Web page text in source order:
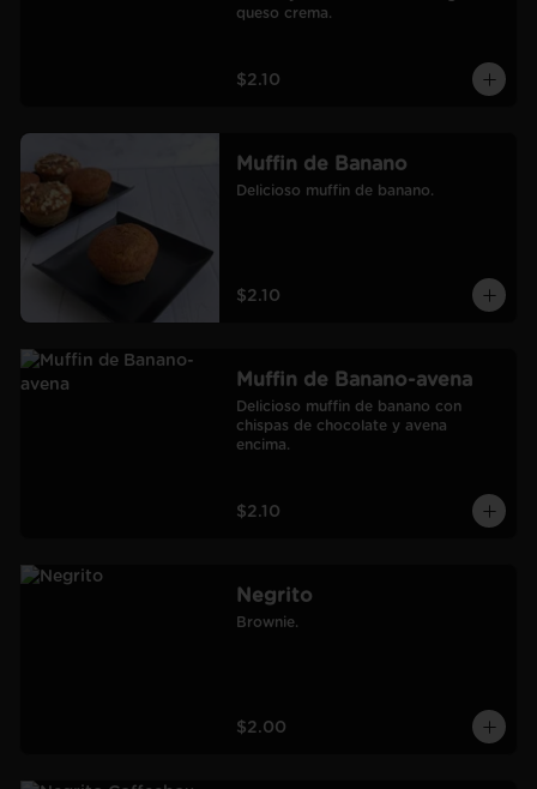
queso crema.
$2.10
Muffin de Banano
Delicioso muffin de banano.
$2.10
Muffin de Banano-avena
Delicioso muffin de banano con
chispas de chocolate y avena
encima.
$2.10
Negrito
Brownie.
$2.00